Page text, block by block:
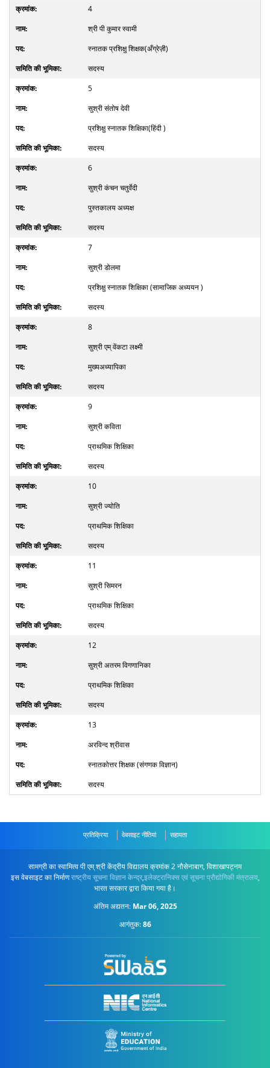
4
श्री पी कुमार स्वामी
स्नातक प्रशिक्षु शिक्षक(अँग्रेज़ी)
सदस्य
5
सुश्री संतोष देवी
प्रशिक्षु स्नातक शिक्षिका(हिंदी )
सदस्य
6
सुश्री कंचन चतुर्वेदी
पुस्तकालय अध्यक्ष
सदस्य
7
सुश्री डोलमा
प्रशिक्षु स्नातक शिक्षिका (सामाजिक अध्ययन )
सदस्य
8
सुश्री एम् वेंकटा लक्ष्मी
मुख्यअध्यापिका
सदस्य
9
सुश्री कविता
प्राथमिक शिक्षिका
सदस्य
10
सुश्री ज्योति
प्राथमिक शिक्षिका
सदस्य
11
सुश्री सिमरन
प्राथमिक शिक्षिका
सदस्य
12
सुश्री अतरम विगणानिका
प्राथमिक शिक्षिका
सदस्य
13
अरविन्द श्रीवास
स्नातकोत्तर शिक्षक (संगणक विज्ञान)
सदस्य
प्रतिक्रिया वेबसाइट नीतियां सहायता
सामग्री का स्वामित्व पी एम् श्री केंद्रीय विद्यालय क्रमांक 2 नौसेनाबाग, विशाखापट्नम
इस वेबसाइट का निर्माणराष्ट्रीय सूचना विज्ञान केन्द्र,इलेक्ट्रानिक्स एवं सूचना प्रौद्योगिकी मंत्रालय,
भारत सरकार द्वारा किया गया है।
अंतिम अद्यतन: Mar 06, 2025
आगंतुक:86